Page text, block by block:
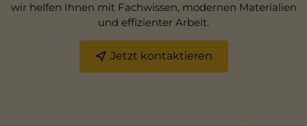
wir helfen Ihnen mit Fachwissen, modernen Materialien
und effizienter Arbeit.
Jetzt kontaktieren